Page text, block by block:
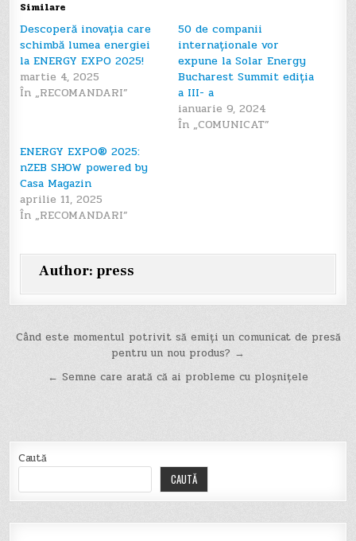
Similare
Descoperă inovația care
schimbă lumea energiei
la ENERGY EXPO 2025!
martie 4, 2025
În „RECOMANDARI”
50 de companii
internaționale vor
expune la Solar Energy
Bucharest Summit ediția
a III- a
ianuarie 9, 2024
În „COMUNICAT”
ENERGY EXPO® 2025:
nZEB SHOW powered by
Casa Magazin
aprilie 11, 2025
În „RECOMANDARI”
Author: press
Navigare
articole
Când este momentul potrivit să emiți un comunicat de presă
pentru un nou produs? →
← Semne care arată că ai probleme cu ploșnițele
Caută
CAUTĂ